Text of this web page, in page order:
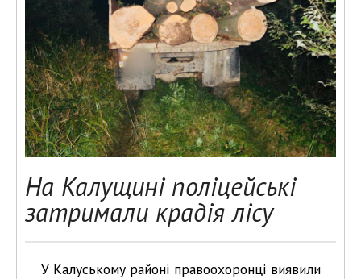
На Калущині поліцейські
затримали крадія лісу
У Калуському районі правоохоронці виявили